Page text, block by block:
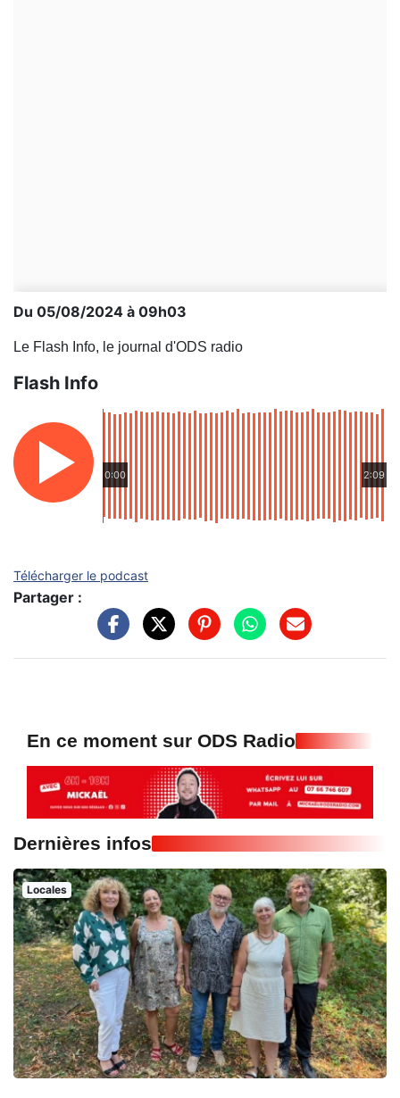
Du 05/08/2024 à 09h03
Le Flash Info, le journal d'ODS radio
Flash Info
0:00 2:09
Télécharger le podcast
Partager :
En ce moment sur ODS Radio
Dernières infos
Locales